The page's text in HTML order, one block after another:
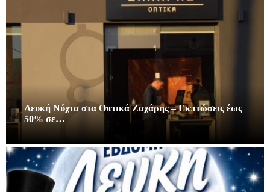
Λευκή Νύχτα στα Οπτικά Ζαχάρης – Εκπτώσεις έως
50% σε…